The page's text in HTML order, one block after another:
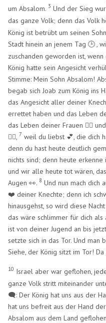
um Absalom. 3 Und der Sieg
das ganze Volk; denn das Volk
König ist betrübt um seinen
Stadt hinein an jenem Tag🕒 ​ ,
zuschanden geworden ist,
König hatte sein Angesicht
Stimme: Mein Sohn Absalom!
begab sich Joab zum König ins
das Angesicht aller deiner
errettet haben und das Leben
das Leben deiner Frauen 🧍‍♀️
🧍‍♀️, 7 weil du liebst 💕, die dich
denn du hast heute deutlich
nichts sind; denn heute
und wir alle heute tot wären,
Augen 👀. 8 Und nun mach dich
❤️ deiner Knechte; denn ich
hinausgehst, so wird diese
das wäre schlimmer für dich
ist von deiner Jugend an bis
setzte sich in das Tor. Und
Siehe, der König sitzt im Tor!
10 Israel aber war geflohen,
ganze Volk stritt miteinander
🗨️: Der König hat uns aus der
hat uns befreit aus der Hand
Absalom aus dem Land